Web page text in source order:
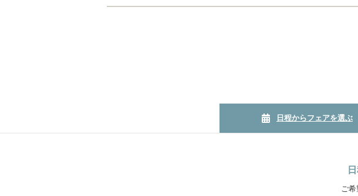
日程からフェアを選ぶ
ご希